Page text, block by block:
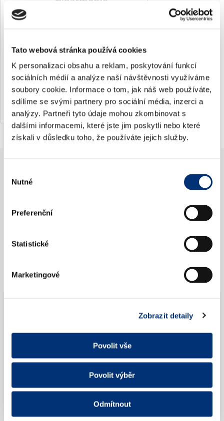
Tato webová stránka používá cookies
K personalizaci obsahu a reklam, poskytování funkcí
sociálních médií a analýze naší návštěvnosti využíváme
soubory cookie. Informace o tom, jak náš web používáte,
sdílíme se svými partnery pro sociální média, inzerci a
analýzy. Partneři tyto údaje mohou zkombinovat s
dalšími informacemi, které jste jim poskytli nebo které
získali v důsledku toho, že používáte jejich služby.
souhlasu
Nutné
Preferenční
Statistické
Marketingové
Zobrazit detaily
Povolit vše
Povolit výběr
Odmítnout
Bad Elster
11.září 2026pá 19:30
König Albert Theater Bad Elster
Jak se vhodně obléct na koncert?
Kdy se má tleskat? (Netleskat mezi větami)
Co je to věta?